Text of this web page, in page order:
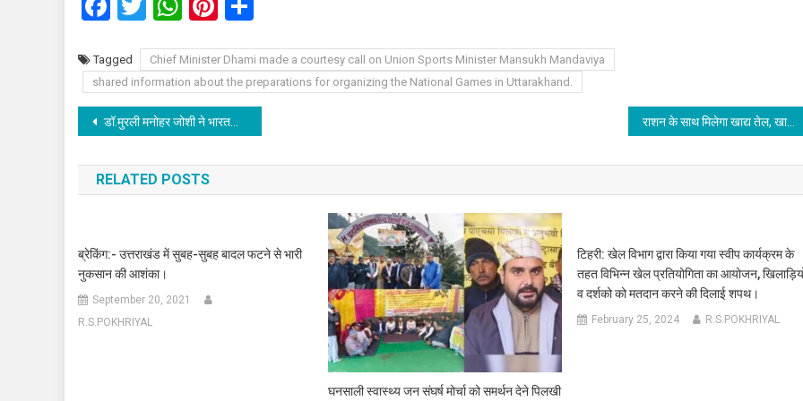
Tagged
Chief Minister Dhami made a courtesy call on Union Sports Minister Mansukh Mandaviya
shared information about the preparations for organizing the National Games in Uttarakhand.
Post
navigation
डॉ.मुरली मनोहर जोशी ने भारतमाता और हिमालय की रक्षा का किया आह्वान। राशन के साथ मिलेगा खाद्य तेल, खाद्य मंत्री रेखा आर्या ने प्रस्ताव को जल्द तैयार करने के दिए निर्देश।
RELATED POSTS
ब्रेकिंग:- उत्तराखंड में सुबह-सुबह बादल फटने से भारी
नुकसान की आशंका।
September 20, 2021
R.S.POKHRIYAL
घनसाली स्वास्थ्य जन संघर्ष मोर्चा को समर्थन देने पिलखी
टिहरी: खेल विभाग द्वारा किया गया स्वीप कार्यक्रम के
तहत विभिन्न खेल प्रतियोगिता का आयोजन,
व दर्शको को मतदान करने की दिलाई शपथ।
February 25, 2024 R.S.POKHRIYAL